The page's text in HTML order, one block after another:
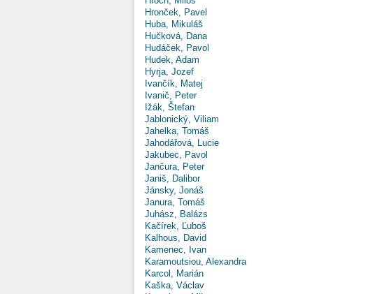
Hronček, Pavel
Huba, Mikuláš
Hučková, Dana
Hudáček, Pavol
Hudek, Adam
Hyrja, Jozef
Ivančík, Matej
Ivanič, Peter
Ižák, Štefan
Jablonický, Viliam
Jahelka, Tomáš
Jahodářová, Lucie
Jakubec, Pavol
Jančura, Peter
Janiš, Dalibor
Jánsky, Jonáš
Janura, Tomáš
Juhász, Balázs
Kačírek, Ľuboš
Kalhous, David
Kamenec, Ivan
Karamoutsiou, Alexandra
Karcol, Marián
Kaška, Václav